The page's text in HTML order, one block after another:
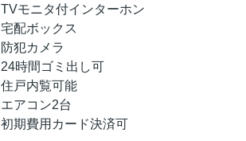
TVモニタ付インターホン
宅配ボックス
防犯カメラ
24時間ゴミ出し可
住戸内覧可能
エアコン2台
初期費用カード決済可